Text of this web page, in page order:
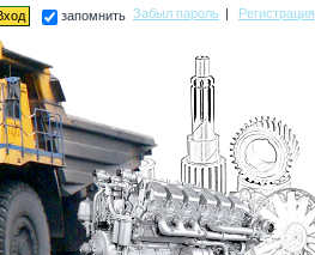
запомнить Забыл пароль | Регистрация